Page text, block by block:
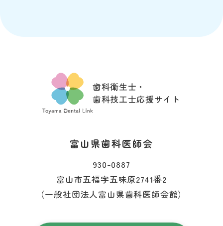
歯科衛生士・
歯科技工士応援サイト
富山県歯科医師会
930-0887
富山市五福字五味原2741番2
（一般社団法人富山県歯科医師会館）